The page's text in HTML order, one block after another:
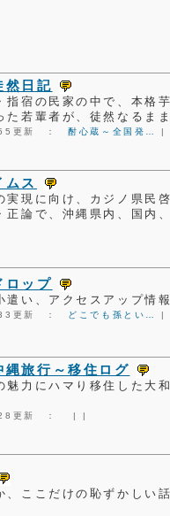
然日記
指宿の民家の中で、本格
た若輩者が、徒然なるま
更新 ：酎心蔵～全国発…
ムス
実現に向け、カジノ県民
正論で、沖縄県内、国内
ロップ
遣い、アクセスアップ情
更新 ： どこでも孫とい…
縄旅行～移住ログ
魅力にハマり移住した大
更新 ： | |
、ここだけの恥ずかしい